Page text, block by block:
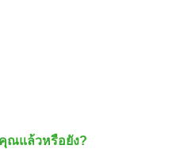
ณแล้วหรือยัง?